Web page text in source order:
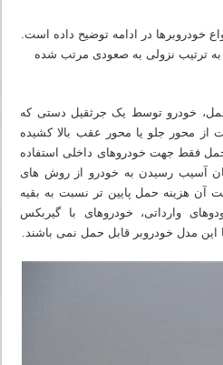
خودروبرها در ادامه توضیح داده است.
ترتیب نزولی به صعودی مرتب شده
خودرو توسط یک جرثقیل دستی که
محور جلو یا محور عقب بالا کشیده
فقط جهت خودروهای داخلی استفاده
آسیب رسیدن به خودرو از روش های
آن هزینه حمل پایین تر نسبت به بقیه
وارداتی، خودروهای با گیربکس
این مدل خودروبر قابل حمل نمی باشند.